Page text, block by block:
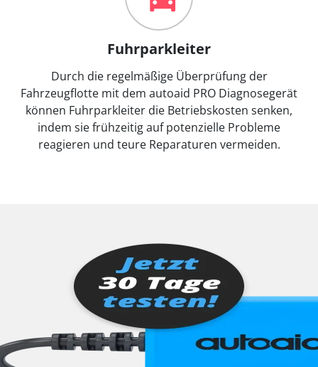
Fuhrparkleiter
Durch die regelmäßige Überprüfung der
Fahrzeugflotte mit dem autoaid PRO Diagnosegerät
können Fuhrparkleiter die Betriebskosten senken,
indem sie frühzeitig auf potenzielle Probleme
reagieren und teure Reparaturen vermeiden.